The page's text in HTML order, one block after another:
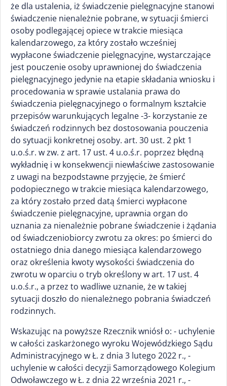
że dla ustalenia, iż świadczenie pielęgnacyjne stanowi
świadczenie nienależnie pobrane, w sytuacji śmierci
osoby podlegającej opiece w trakcie miesiąca
kalendarzowego, za który zostało wcześniej
wypłacone świadczenie pielęgnacyjne, wystarczające
jest pouczenie osoby uprawnionej do świadczenia
pielęgnacyjnego jedynie na etapie składania wniosku i
procedowania w sprawie ustalania prawa do
świadczenia pielęgnacyjnego o formalnym kształcie
przepisów warunkujących legalne -3- korzystanie ze
świadczeń rodzinnych bez dostosowania pouczenia
do sytuacji konkretnej osoby. art. 30 ust. 2 pkt 1
u.o.ś.r. w zw. z art. 17 ust. 4 u.o.ś.r. poprzez błędną
wykładnię i w konsekwencji niewłaściwe zastosowanie
z uwagi na bezpodstawne przyjęcie, że śmierć
podopiecznego w trakcie miesiąca kalendarzowego,
za który zostało przed datą śmierci wypłacone
świadczenie pielęgnacyjne, uprawnia organ do
uznania za nienależnie pobrane świadczenie i żądania
od świadczeniobiorcy zwrotu za okres: po śmierci do
ostatniego dnia danego miesiąca kalendarzowego
oraz określenia kwoty wysokości świadczenia do
zwrotu w oparciu o tryb określony w art. 17 ust. 4
u.o.ś.r., a przez to wadliwe uznanie, że w takiej
sytuacji doszło do nienależnego pobrania świadczeń
rodzinnych.
Wskazując na powyższe Rzecznik wniósł o: - uchylenie
w całości zaskarżonego wyroku Wojewódzkiego Sądu
Administracyjnego w Ł. z dnia 3 lutego 2022 r., -
uchylenie w całości decyzji Samorządowego Kolegium
Odwoławczego w Ł. z dnia 22 września 2021 r., -